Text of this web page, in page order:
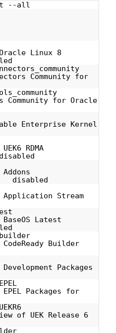
--all
id
Linux 8
Community for
Community for Oracle
Enterprise Kernel
RDMA
Stream
Latest
Builder
Packages
Packages for
of UEK Release 6